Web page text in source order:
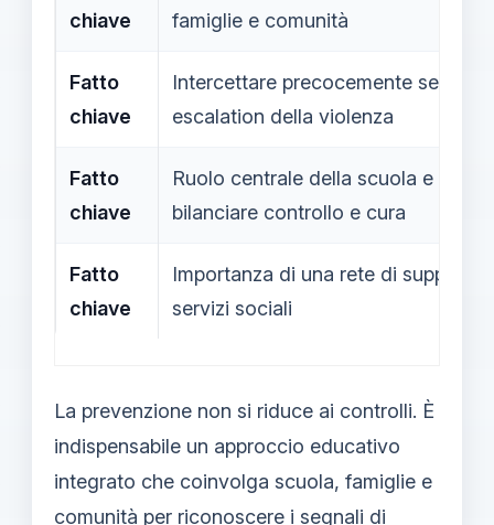
chiave famiglie e comunità
Fatto
chiave
Intercettare precocemente segnali
escalation della violenza
Fatto
chiave
Ruolo centrale della scuola e degli
bilanciare controllo e cura
Fatto
chiave
Importanza di una rete di supporto
servizi sociali
La prevenzione non si riduce ai controlli. È
indispensabile un approccio educativo
integrato che coinvolga scuola, famiglie e
comunità per riconoscere i segnali di